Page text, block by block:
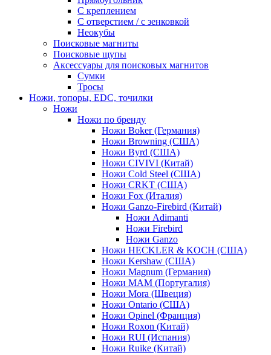
С креплением
С отверстием / с зенковкой
Неокубы
Поисковые магниты
Поисковые щупы
Аксессуары для поисковых магнитов
Сумки
Тросы
Ножи, топоры, EDC, точилки
Ножи
Ножи по бренду
Ножи Boker (Германия)
Ножи Browning (США)
Ножи Byrd (США)
Ножи CIVIVI (Китай)
Ножи Cold Steel (США)
Ножи CRKT (США)
Ножи Fox (Италия)
Ножи Ganzo-Firebird (Китай)
Ножи Adimanti
Ножи Firebird
Ножи Ganzo
Ножи HECKLER & KOCH (США)
Ножи Kershaw (США)
Ножи Magnum (Германия)
Ножи MAM (Португалия)
Ножи Mora (Швеция)
Ножи Ontario (США)
Ножи Opinel (Франция)
Ножи Roxon (Китай)
Ножи RUI (Испания)
Ножи Ruike (Китай)